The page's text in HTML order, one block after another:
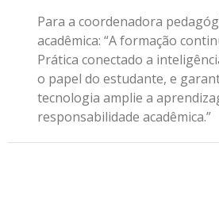
Para a coordenadora
acadêmica: “A formação
Prática conectado a
o papel do estudante, e
tecnologia amplie a
responsabilidade acadêmica.”